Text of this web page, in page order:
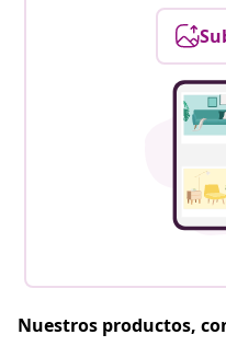
Nuestros productos,